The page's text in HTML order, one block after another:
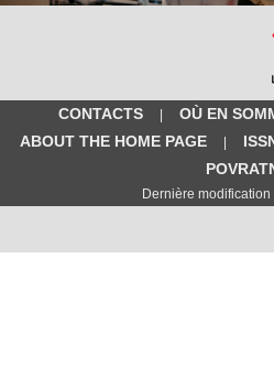
CONTACTS | OÙ EN
ABOUT THE HOME PAGE
|
Dernière